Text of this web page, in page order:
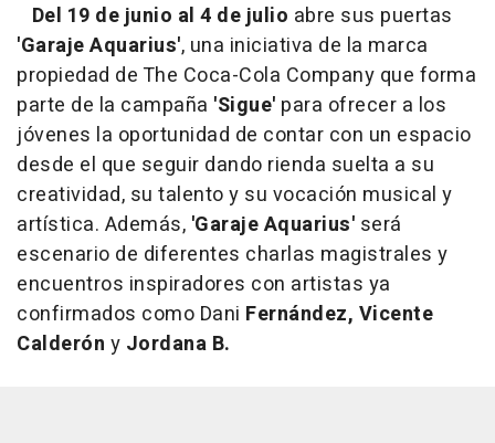
Del 19 de junio al 4 de julio abre sus puertas
'Garaje Aquarius', una iniciativa de la marca
propiedad de The Coca-Cola Company que forma
parte de la campaña 'Sigue' para ofrecer a los
jóvenes la oportunidad de contar con un espacio
desde el que seguir dando rienda suelta a su
creatividad, su talento y su vocación musical y
artística. Además, 'Garaje Aquarius' será
escenario de diferentes charlas magistrales y
encuentros inspiradores con artistas ya
confirmados como Dani Fernández, Vicente
Calderón y Jordana B.